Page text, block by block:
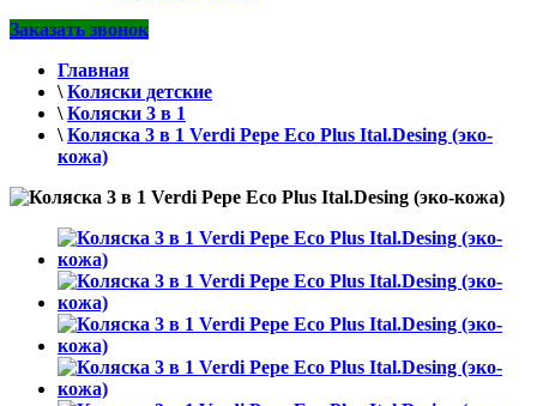
Заказать звонок
Главная
\Коляски детские
\Коляски 3 в 1
\Коляска 3 в 1 Verdi Pepe Eco Plus Ital.Desing (эко-
кожа)